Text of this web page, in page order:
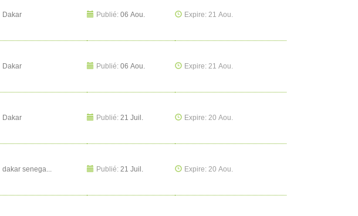
Dakar Publié: 06 Aou. Expire: 21 Aou.
Dakar Publié: 06 Aou. Expire: 21 Aou.
Dakar Publié: 21 Juil. Expire: 20 Aou.
dakar senega... Publié: 21 Juil. Expire: 20 Aou.